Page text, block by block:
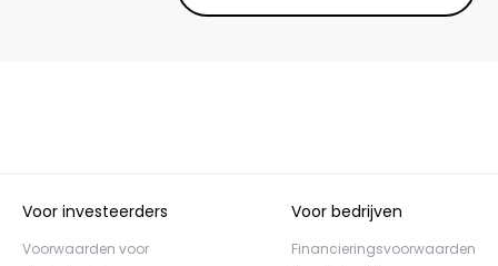
Voor investeerders
Voorwaarden voor
Voor bedrijven
Financieringsvoorwaarden